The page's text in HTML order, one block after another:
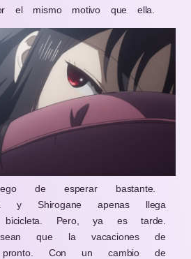
el mismo motivo que ella.
de esperar bastante.
y Shirogane apenas llega
Pero, ya es tarde.
que la vacaciones de
pronto. Con un cambio de